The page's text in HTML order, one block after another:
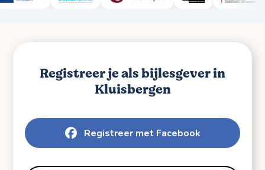
Registreer je als bijlesgever in
Kluisbergen
Registreer met Facebook